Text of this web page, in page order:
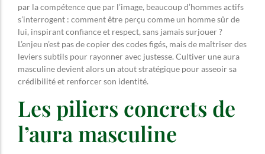
par la compétence que par l’image, beaucoup d’hommes actifs
s’interrogent : comment être perçu comme un homme sûr de
lui, inspirant confiance et respect, sans jamais surjouer ?
L’enjeu n’est pas de copier des codes figés, mais de maîtriser des
leviers subtils pour rayonner avec justesse. Cultiver une aura
masculine devient alors un atout stratégique pour asseoir sa
crédibilité et renforcer son identité.
Les piliers concrets de
l’aura masculine